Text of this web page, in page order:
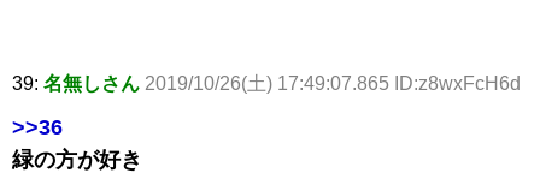
39: 名無しさん 2019/10/26(土) 17:49:07.865 ID:z8wxFcH6d
>>36
緑の方が好き